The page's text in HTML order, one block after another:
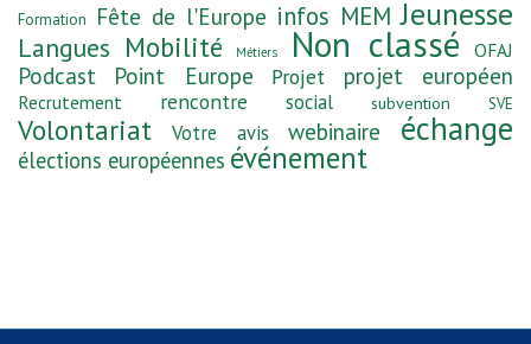
Formation Fête de l'Europe infos MEM Jeunesse
Langues Mobilité Métiers Non classé OFAJ
Podcast Point Europe Projet projet européen
Recrutement rencontre social subvention SVE
Volontariat Votre avis webinaire échange
élections européennes événement